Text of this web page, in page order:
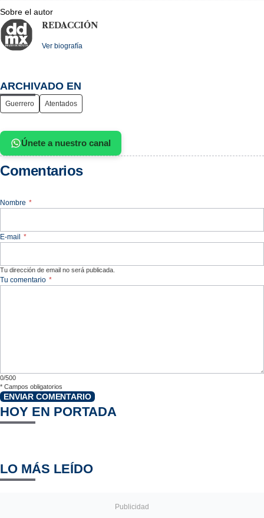
Sobre el autor
REDACCIÓN
Ver biografía
ARCHIVADO EN
Guerrero Atentados
Únete a nuestro canal
Comentarios
Nombre *
E-mail *
Tu dirección de email no será publicada.
Tu comentario *
0/500
* Campos obligatorios
ENVIAR COMENTARIO
HOY EN PORTADA
LO MÁS LEÍDO